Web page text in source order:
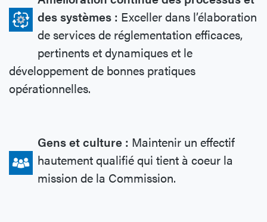
des systèmes : Exceller dans l’élaboration
de services de réglementation efficaces,
pertinents et dynamiques et le
développement de bonnes pratiques
opérationnelles.
Gens et culture : Maintenir un effectif
hautement qualifié qui tient à coeur la
mission de la Commission.